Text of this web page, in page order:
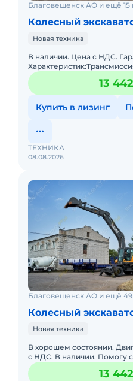
Благовещенск АО и ещё 15
Колесный
Новая техника
В наличии. Цена с НДС.
передач (гидравлическое
пер
13
Купить в лизинг
08.08.2026
ТЕХНИКА
Благовещенск АО и ещё 49
Колесный
Новая техника
В хорошем состоянии.
с НДС. В наличии. Помогу
вложений. Обслуживалась
эксплуатации.
13